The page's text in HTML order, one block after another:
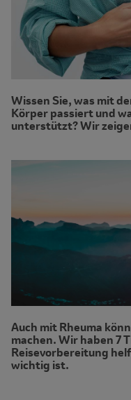
Wissen Sie, was mit
Körper passiert und
unterstützt? Wir
Auch mit Rheuma
machen. Wir haben 7
Reisevorbereitung
wichtig ist.